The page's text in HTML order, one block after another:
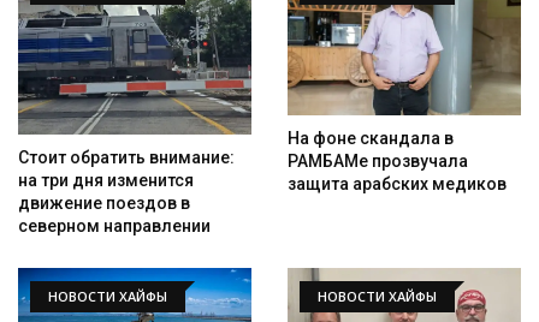
Искать
Стоит обратить внимание:
на три дня изменится
движение поездов в
северном направлении
На фоне скандала в
РАМБАМе прозвучала
защита арабских медиков
НОВОСТИ ХАЙФЫ НОВОСТИ ХАЙФЫ